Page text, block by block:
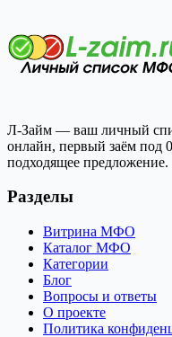
Л-Займ — ваш личный
онлайн, первый заём под
подходящее предложение.
Разделы
Витрина МФО
Каталог МФО
Категории
Блог
Вопросы и ответы
О проекте
Политика